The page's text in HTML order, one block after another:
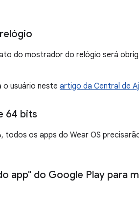
do mostrador do relógio será
o usuário neste artigo da Central de
64 bits
todos os apps do Wear OS
app" do Google Play para